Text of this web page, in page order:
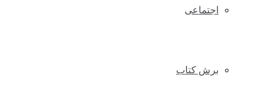
اجتماعی
برش کتاب